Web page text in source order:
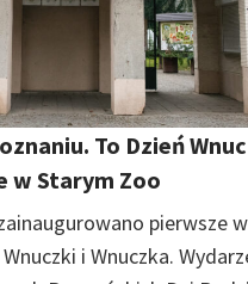
To Dzień
w Starym Zoo
pierwsze w
i Wnuczka.